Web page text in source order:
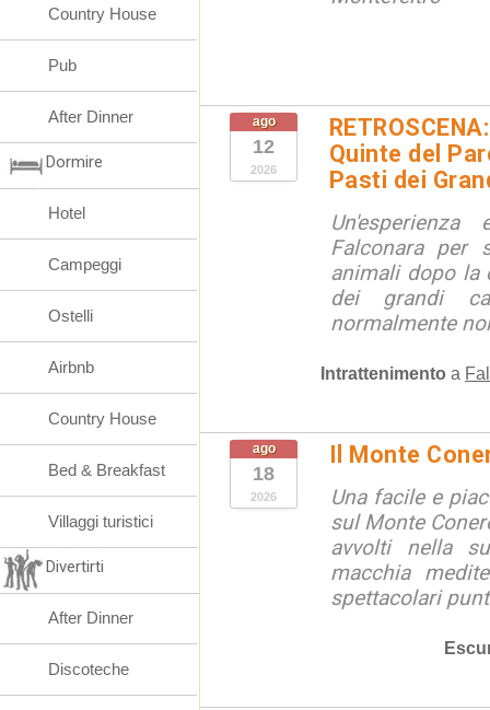
ago
12
2026
Quinte del
Pasti dei
Falconara per
animali dopo la
dei grandi
normalmente
Intrattenimento a
ago
18
2026
Il Monte
Una facile e
sul Monte
avvolti nella
macchia
spettacolari
Country House
Pub
After Dinner
Dormire
Hotel
Campeggi
Ostelli
Airbnb
Country House
Bed & Breakfast
Villaggi turistici
Divertirti
After Dinner
Discoteche